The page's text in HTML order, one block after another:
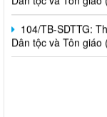
104/TB-SDTTG:
Dân tộc và Tôn